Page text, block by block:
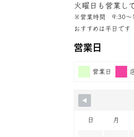
火曜日も営業し
※営業時間 9:30〜
おすすめは平日です
営業日
営業日
日 月